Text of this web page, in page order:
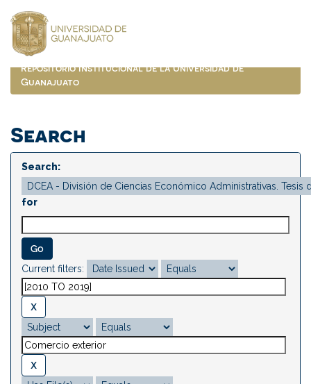
navigation
Repositorio Institucional de la Universidad de
Guanajuato
Search
Search:
for
Current filters: